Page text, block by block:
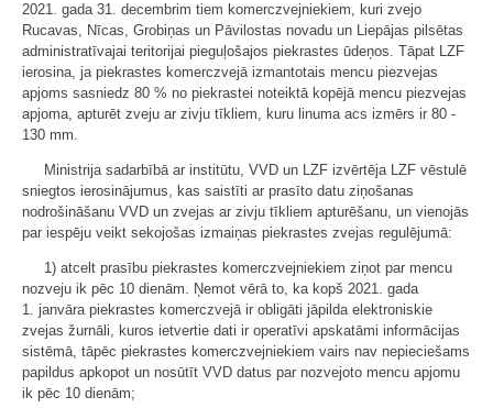
2021. gada 31. decembrim tiem komerczvejniekiem, kuri zvejo
Rucavas, Nīcas, Grobiņas un Pāvilostas novadu un Liepājas pilsētas
administratīvajai teritorijai pieguļošajos piekrastes ūdeņos. Tāpat LZF
ierosina, ja piekrastes komerczvejā izmantotais mencu piezvejas
apjoms sasniedz 80 % no piekrastei noteiktā kopējā mencu piezvejas
apjoma, apturēt zveju ar zivju tīkliem, kuru linuma acs izmērs ir 80 -
130 mm.
Ministrija sadarbībā ar institūtu, VVD un LZF izvērtēja LZF vēstulē
sniegtos ierosinājumus, kas saistīti ar prasīto datu ziņošanas
nodrošināšanu VVD un zvejas ar zivju tīkliem apturēšanu, un vienojās
par iespēju veikt sekojošas izmaiņas piekrastes zvejas regulējumā:
1) atcelt prasību piekrastes komerczvejniekiem ziņot par mencu
nozveju ik pēc 10 dienām. Ņemot vērā to, ka kopš 2021. gada
1. janvāra piekrastes komerczvejā ir obligāti jāpilda elektroniskie
zvejas žurnāli, kuros ietvertie dati ir operatīvi apskatāmi informācijas
sistēmā, tāpēc piekrastes komerczvejniekiem vairs nav nepieciešams
papildus apkopot un nosūtīt VVD datus par nozvejoto mencu apjomu
ik pēc 10 dienām;